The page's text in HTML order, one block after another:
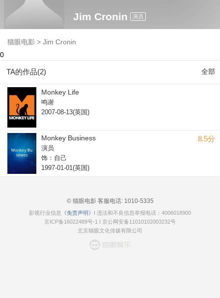
Jim Cronin 演员
猫眼电影 >Jim Cronin
0
TA的作品(2) 全部
Monkey Life
鸣谢
2007-08-13(英国)
8.5分
Monkey Business
演员
饰：自己
1997-01-01(英国)
© 猫眼电影 客服电话:1010-5335
影视行业信息 《免责声明》
I 违法和不良信息举报电话：4006018900
京ICP备16022489号-1
京公网安备11010102003232号
北京猫眼文化传媒有限公司